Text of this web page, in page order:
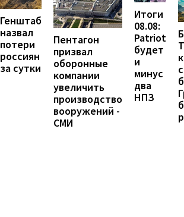
Генштаб
назвал
потери
россиян
за сутки
Пентагон
призвал
оборонные
компании
увеличить
производство
вооружений -
СМИ
Итоги
08.08:
Patriot
будет
и
минус
два
НПЗ